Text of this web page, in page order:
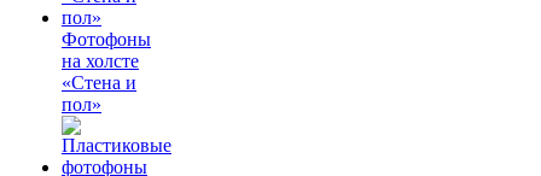
Фотофоны
на холсте
«Стена и
пол»